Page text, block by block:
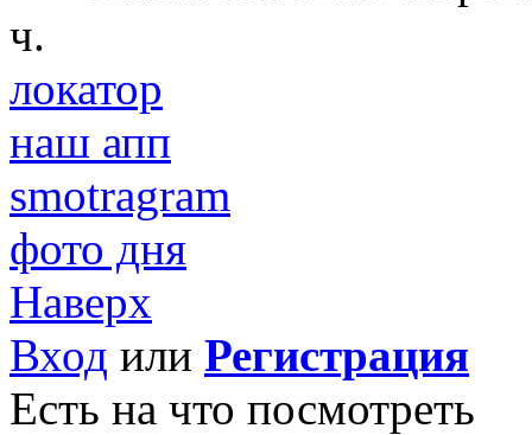
ч.
локатор
наш апп
smotragram
фото дня
Наверх
Вход или Регистрация
Есть на что посмотреть